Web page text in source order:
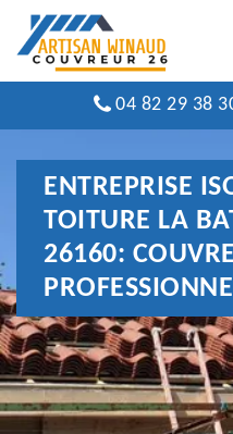
04 82 29 38
ENTREPRISE
TOITURE LA
26160: